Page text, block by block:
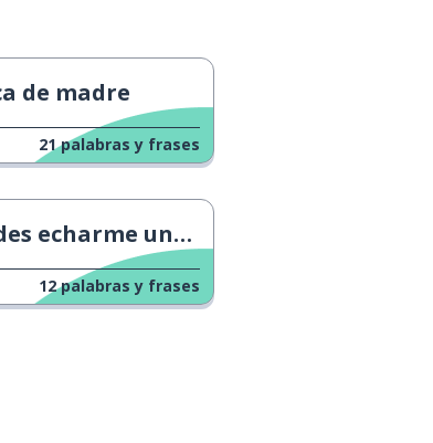
de madre
21 palabras y frases
echarme una mano?
12 palabras y frases